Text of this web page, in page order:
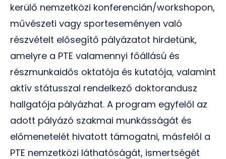
kerülő nemzetközi konferencián/workshopon,
művészeti vagy sporteseményen való
részvételt elősegítő pályázatot hirdetünk,
amelyre a PTE valamennyi főállású és
részmunkaidős oktatója és kutatója, valamint
aktív státusszal rendelkező doktorandusz
hallgatója pályázhat. A program egyfelől az
adott pályázó szakmai munkásságát és
előmenetelét hivatott támogatni, másfelől a
PTE nemzetközi láthatóságát, ismertségét